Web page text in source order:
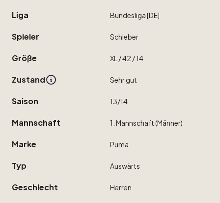
Liga Bundesliga[DE]
Spieler Schieber
Größe XL ​/​42 ​/​14
Zustand Sehrgut
Saison 13​/​14
Mannschaft 1. Mannschaft(Männer)
Marke Puma
Typ Auswärts
Geschlecht Herren